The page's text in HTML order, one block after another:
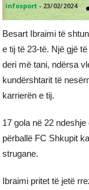
infosport - 23/02/2024
Besart Ibraimi të
e tij të 23-të. Një gjë
deri më tani, ndërsa
kundërshtarit të
karrierën e tij.
17 gola në 22
përballë FC Shkupit
strugane.
Ibraimi pritet të jetë